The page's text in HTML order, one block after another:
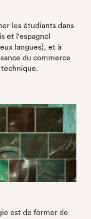
les étudiants dans
et l'espagnol
langues), et à
du commerce
est de former de